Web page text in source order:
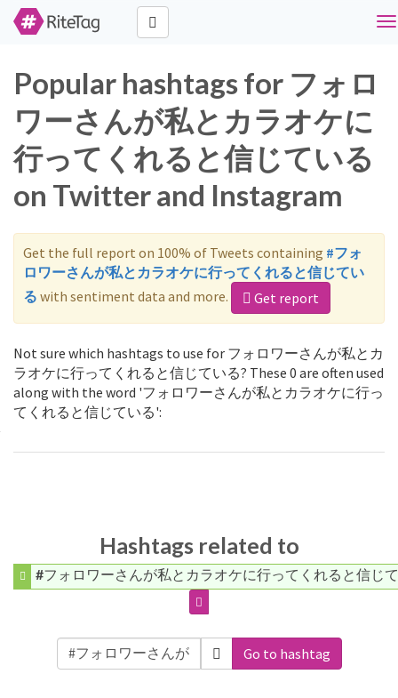
Popular hashtags for フォロ
ワーさんが私とカラオケに
行ってくれると信じている
on Twitter and Instagram
Get the full report on 100% of Tweets containing #フォ
ロワーさんが私とカラオケに行ってくれると信じてい
る with sentiment data and more. Get report
Not sure which hashtags to use for フォロワーさんが私とカ
ラオケに行ってくれると信じている? These 0 are often used
along with the word 'フォロワーさんが私とカラオケに行っ
てくれると信じている':
Hashtags related to
#フォロワーさんが私とカラオケに行ってくれると信じ
Go to hashtag